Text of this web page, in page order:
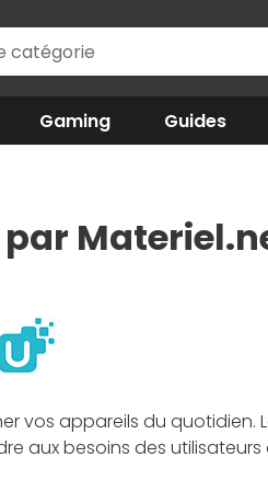
Gaming Guides
vos appareils du
aux besoins des
large avec